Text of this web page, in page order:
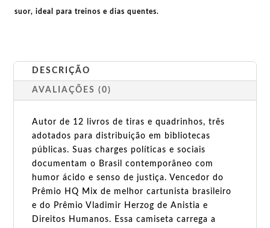
suor, ideal para treinos e dias quentes.
DESCRIÇÃO
AVALIAÇÕES (0)
Autor de 12 livros de tiras e quadrinhos, três
adotados para distribuição em bibliotecas
públicas. Suas charges políticas e sociais
documentam o Brasil contemporâneo com
humor ácido e senso de justiça. Vencedor do
Prêmio HQ Mix de melhor cartunista brasileiro
e do Prêmio Vladimir Herzog de Anistia e
Direitos Humanos. Essa camiseta carrega a